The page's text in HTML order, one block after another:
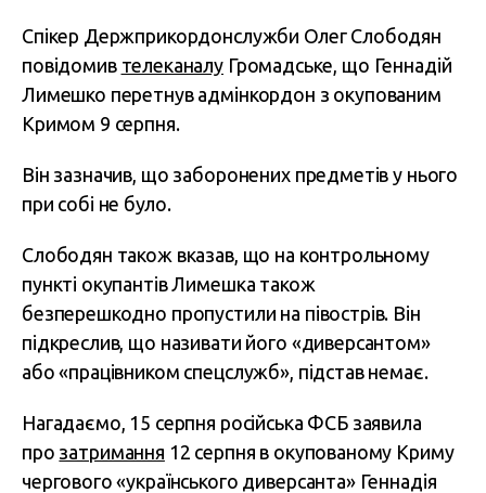
Спікер Держприкордонслужби Олег Слободян
повідомив телеканалу Громадське, що Геннадій
Лимешко перетнув адмінкордон з окупованим
Кримом 9 серпня.
Він зазначив, що заборонених предметів у нього
при собі не було.
Слободян також вказав, що на контрольному
пункті окупантів Лимешка також
безперешкодно пропустили на півострів. Він
підкреслив, що називати його «диверсантом»
або «працівником спецслужб», підстав немає.
Нагадаємо, 15 серпня російська ФСБ заявила
про затримання 12 серпня в окупованому Криму
чергового «українського диверсанта» Геннадія